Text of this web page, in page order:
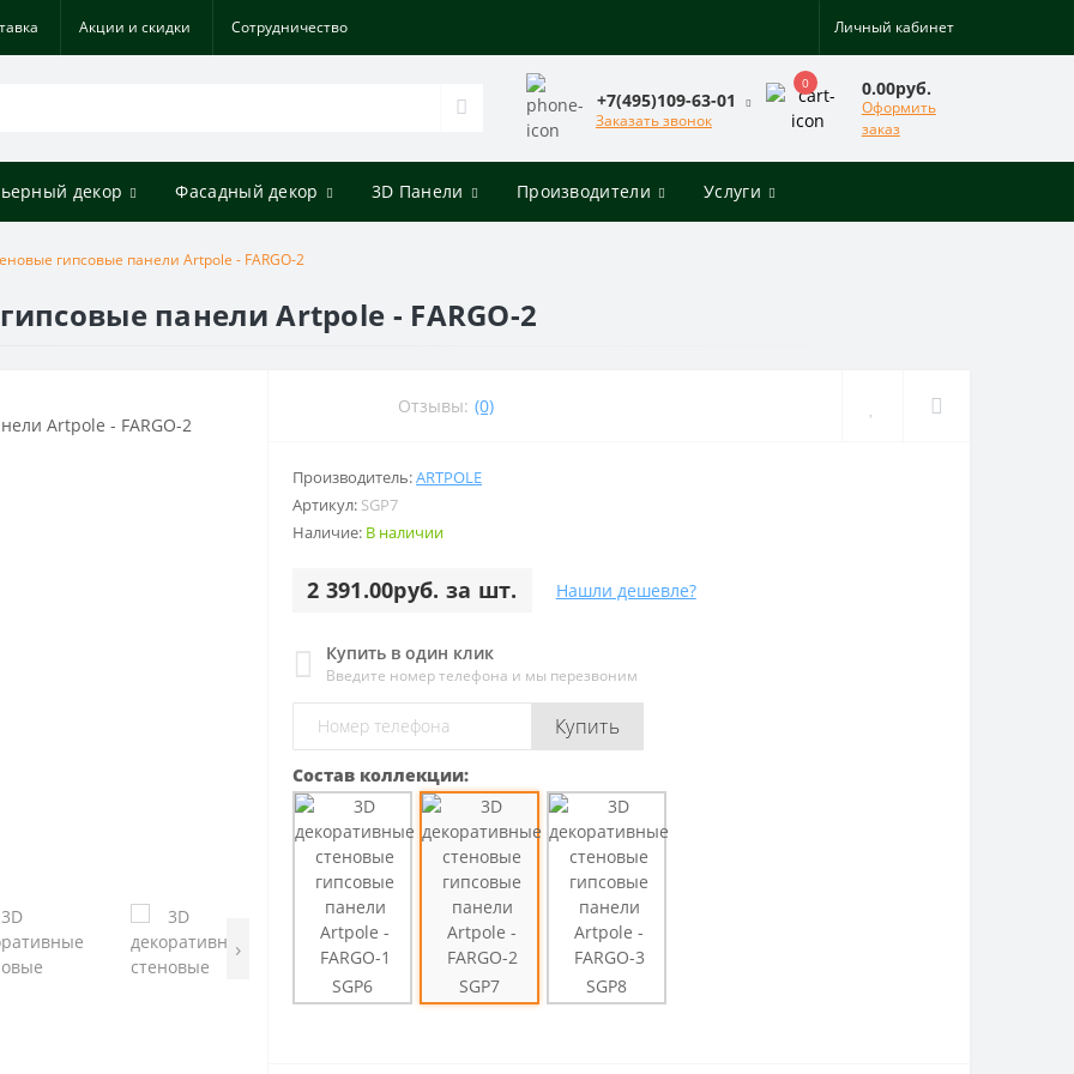
Акции и скидки Cотрудничество Личный кабинет
+7(495)109-63-01
Заказать звонок
0 0.00руб.
Оформить
заказ
декор Фасадный декор 3D Панели Производители Услуги
гипсовые панели Artpole - FARGO-2
панели Artpole - FARGO-2
›
Отзывы: (0)
Производитель:ARTPOLE
Артикул: SGP7
Наличие: В наличии
2 391.00руб. за шт. Нашли дешевле?
Купить в один клик
Введите номер телефона и мы перезвоним
Купить
Состав коллекции:
SGP6 SGP7 SGP8